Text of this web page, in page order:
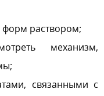
раствором;
механизм,
связанными с